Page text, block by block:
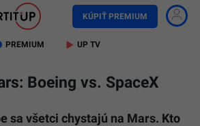
KÚPIŤ PREMIUM
PREMIUM UP TV
Boeing vs. SpaceX
sa všetci chystajú na Mars. Kto